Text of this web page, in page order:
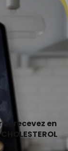
recevez en